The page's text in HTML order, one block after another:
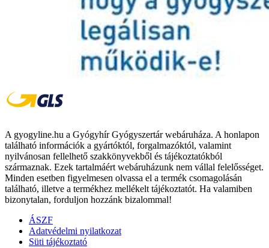
A gyogyline.hu a Gyógyhír Gyógyszertár webáruháza. A honlapon
található információk a gyártóktól, forgalmazóktól, valamint
nyilvánosan fellelhető szakkönyvekből és tájékoztatókból
származnak. Ezek tartalmáért webáruházunk nem vállal felelősséget.
Minden esetben figyelmesen olvassa el a termék csomagolásán
található, illetve a termékhez mellékelt tájékoztatót. Ha valamiben
bizonytalan, forduljon hozzánk bizalommal!
ÁSZF
Adatvédelmi nyilatkozat
Süti tájékoztató